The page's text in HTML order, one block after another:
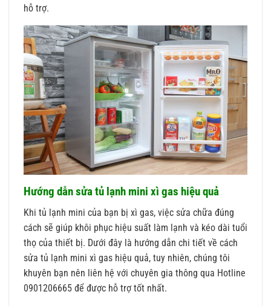
hỗ trợ.
Hướng dẫn sửa tủ lạnh mini xì gas hiệu quả
Khi tủ lạnh mini của bạn bị xì gas, việc sửa chữa đúng
cách sẽ giúp khôi phục hiệu suất làm lạnh và kéo dài tuổi
thọ của thiết bị. Dưới đây là hướng dẫn chi tiết về cách
sửa tủ lạnh mini xì gas hiệu quả, tuy nhiên, chúng tôi
khuyên bạn nên liên hệ với chuyên gia thông qua Hotline
0901206665 để được hỗ trợ tốt nhất.